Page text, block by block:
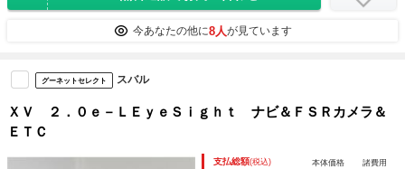
今あなたの他に8人が見ています
グーネットセレクト スバル
ＸＶ ２．０ｅ－ＬＥｙｅＳｉｇｈｔ ナビ＆ＦＳＲカメラ＆
ＥＴＣ
支払総額(税込) 本体価格 諸費用